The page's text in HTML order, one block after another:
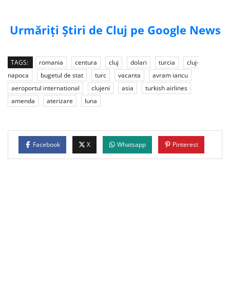
Urmăriți Știri de Cluj pe Google News
TAGS: romania centura cluj dolari turcia
cluj-
napoca
bugetul de stat turc vacanta
avram iancu
aeroportul international
clujeni asia
turkish airlines
amenda
aterizare luna
Facebook X Whatsapp Pinterest